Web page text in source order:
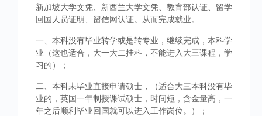
新加坡大学文凭、新西兰大学文凭、教育部认证、留学
回国人员证明、留信网认证。从而完成就业。
一、本科没有毕业转学或是转专业，继续完成，本科学
业（这也适合，大一大二挂科，不能进入大三课程，学
习的）；
二、本科未毕业直接申请硕士，（适合大三本科没有毕
业的，英国一年制授课试硕士，时间短，含金量高，一
年之后顺利毕业回国就可以进入工作岗位。）；